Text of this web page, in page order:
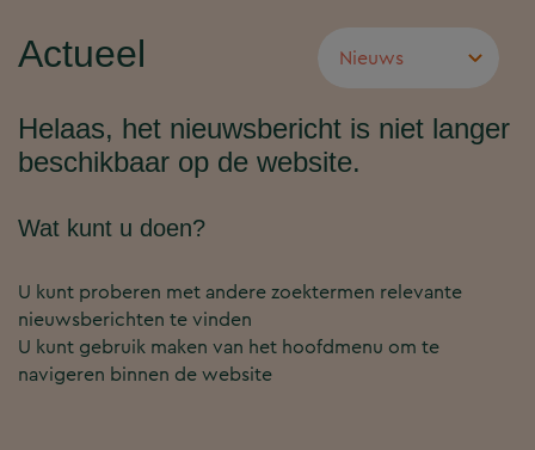
Actueel
Helaas, het nieuwsbericht is niet langer
beschikbaar op de website.
Wat kunt u doen?
U kunt proberen met andere zoektermen relevante
nieuwsberichten te vinden
U kunt gebruik maken van het hoofdmenu om te
navigeren binnen de website